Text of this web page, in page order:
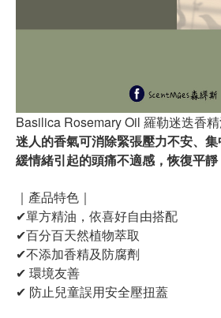
Basilica Rosemary Oil 羅勒迷迭香精
迷人的香氣可消除緊張壓力不安、
緩情緒引起的頭痛不適感，恢復平靜
｜產品特色｜
✔單方精油，依喜好自由搭配
✔百分百天然植物萃取
✔不添加香精及防腐劑
✔ 環境友善
✔ 防止兒童誤用安全壓扭蓋